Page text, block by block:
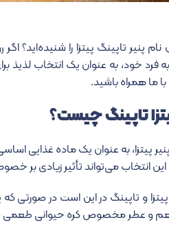
نام پنیر تاپینگ پیتزا را شنیده‌اید؟
خود، به عنوان یک انتخاب لذیذ
با ما همراه باشید.
تاپینگ چیست؟
پیتزا، به عنوان یک ماده غذایی
انتخاب می‌تواند تأثیر زیادی بر
و تاپینگ در این است در صورتی که
و عطر مخصوص کره حیوانی طعمی